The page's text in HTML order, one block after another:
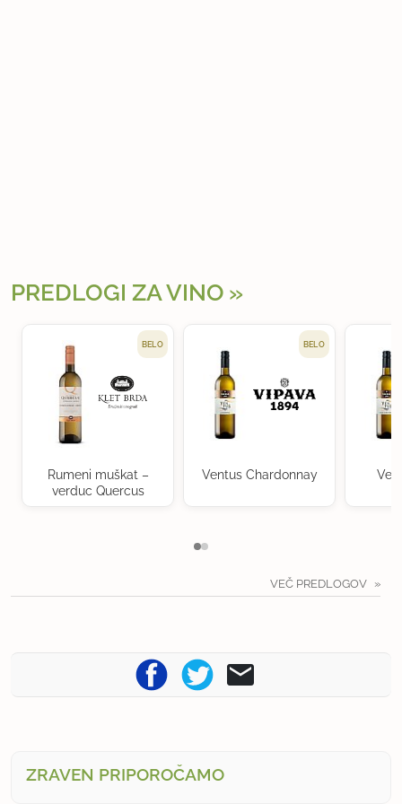
PREDLOGI ZA VINO
BELO
Rumeni muškat –
verduc Quercus
BELO
Ventus Chardonnay
VEČ PREDLOGOV
ZRAVEN PRIPOROČAMO